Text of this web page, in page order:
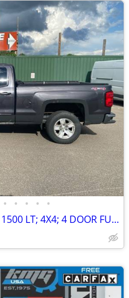
• • • • •
2015 CHEVROLET SILVERADO 1500 LT; 4X4; 4 DOOR FULL SIZE CREW CAB!!